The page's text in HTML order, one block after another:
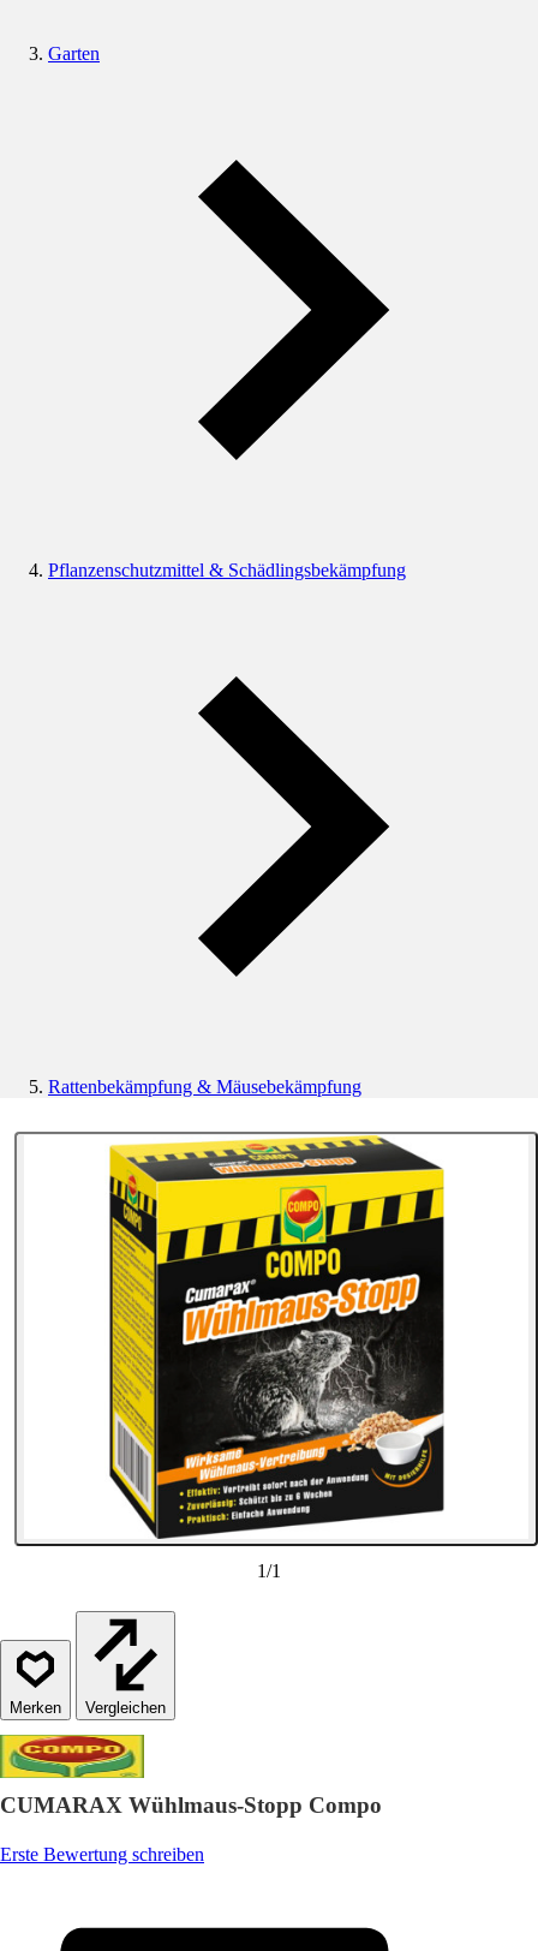
Garten
Pflanzenschutzmittel & Schädlingsbekämpfung
Rattenbekämpfung & Mäusebekämpfung
1/1
Vergleichen
CUMARAX Wühlmaus-Stopp Compo
Erste Bewertung schreiben